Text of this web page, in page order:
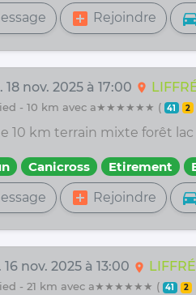
add_box Rejoindre
18 nov. 2025 à 17:00 location_on
- 10 km avec a★★★★★★ ( 41 2
10 km terrain mixte forêt lac
Canicross Etirement
add_box Rejoindre
16 nov. 2025 à 13:00 location_on
- 21 km avec a★★★★★★ ( 41 2